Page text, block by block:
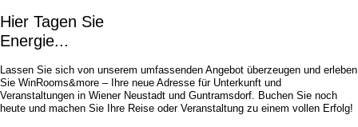
Hier Tagen Sie
Energie...
Lassen Sie sich von unserem umfassenden Angebot überzeugen und erleben
Sie WinRooms&more – Ihre neue Adresse für Unterkunft und
Veranstaltungen in Wiener Neustadt und Guntramsdorf. Buchen Sie noch
heute und machen Sie Ihre Reise oder Veranstaltung zu einem vollen Erfolg!